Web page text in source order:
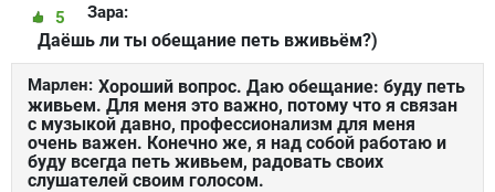
Зара:
5
Даёшь ли ты обещание петь вживьём?)
Марлен: Хороший вопрос. Даю обещание: буду петь
живьем. Для меня это важно, потому что я связан
с музыкой давно, профессионализм для меня
очень важен. Конечно же, я над собой работаю и
буду всегда петь живьем, радовать своих
слушателей своим голосом.